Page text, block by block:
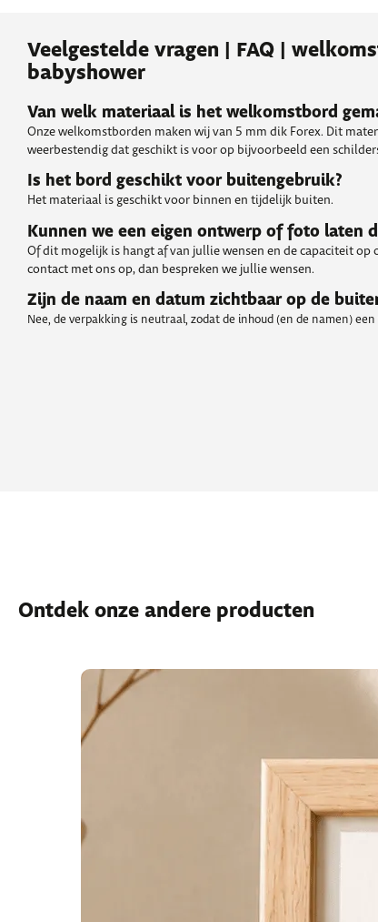
Veelgestelde vragen | FAQ |
babyshower
Van welk materiaal is het welkomstbord
Onze welkomstborden maken wij van 5 mm dik Forex. Dit
weerbestendig dat geschikt is voor op bijvoorbeeld een
Is het bord geschikt voor buitengebruik?
Het materiaal is geschikt voor binnen en tijdelijk buiten.
Kunnen we een eigen ontwerp of foto laten
Of dit mogelijk is hangt af van jullie wensen en de capaciteit op
contact met ons op, dan bespreken we jullie wensen.
Zijn de naam en datum zichtbaar op de
Nee, de verpakking is neutraal, zodat de inhoud (en de namen)
Ontdek onze andere producten